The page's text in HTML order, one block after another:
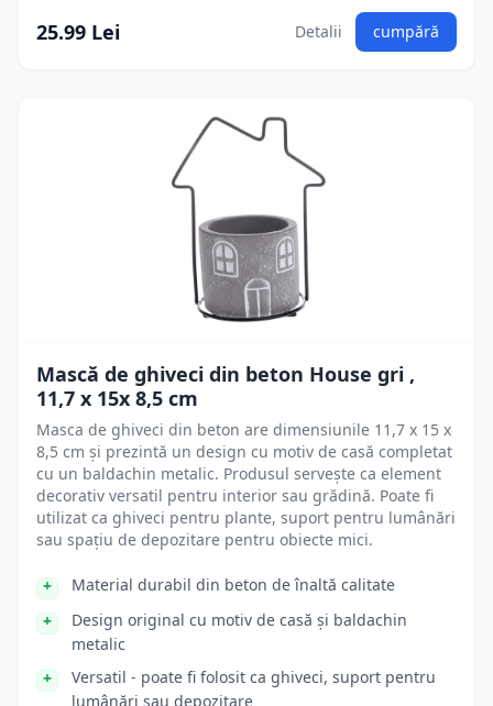
25.99 Lei Detalii cumpără
Mască de ghiveci din beton House gri ,
11,7 x 15x 8,5 cm
Masca de ghiveci din beton are dimensiunile 11,7 x 15 x
8,5 cm și prezintă un design cu motiv de casă completat
cu un baldachin metalic. Produsul servește ca element
decorativ versatil pentru interior sau grădină. Poate fi
utilizat ca ghiveci pentru plante, suport pentru lumânări
sau spațiu de depozitare pentru obiecte mici.
Material durabil din beton de înaltă calitate
Design original cu motiv de casă și baldachin
metalic
Versatil - poate fi folosit ca ghiveci, suport pentru
lumânări sau depozitare